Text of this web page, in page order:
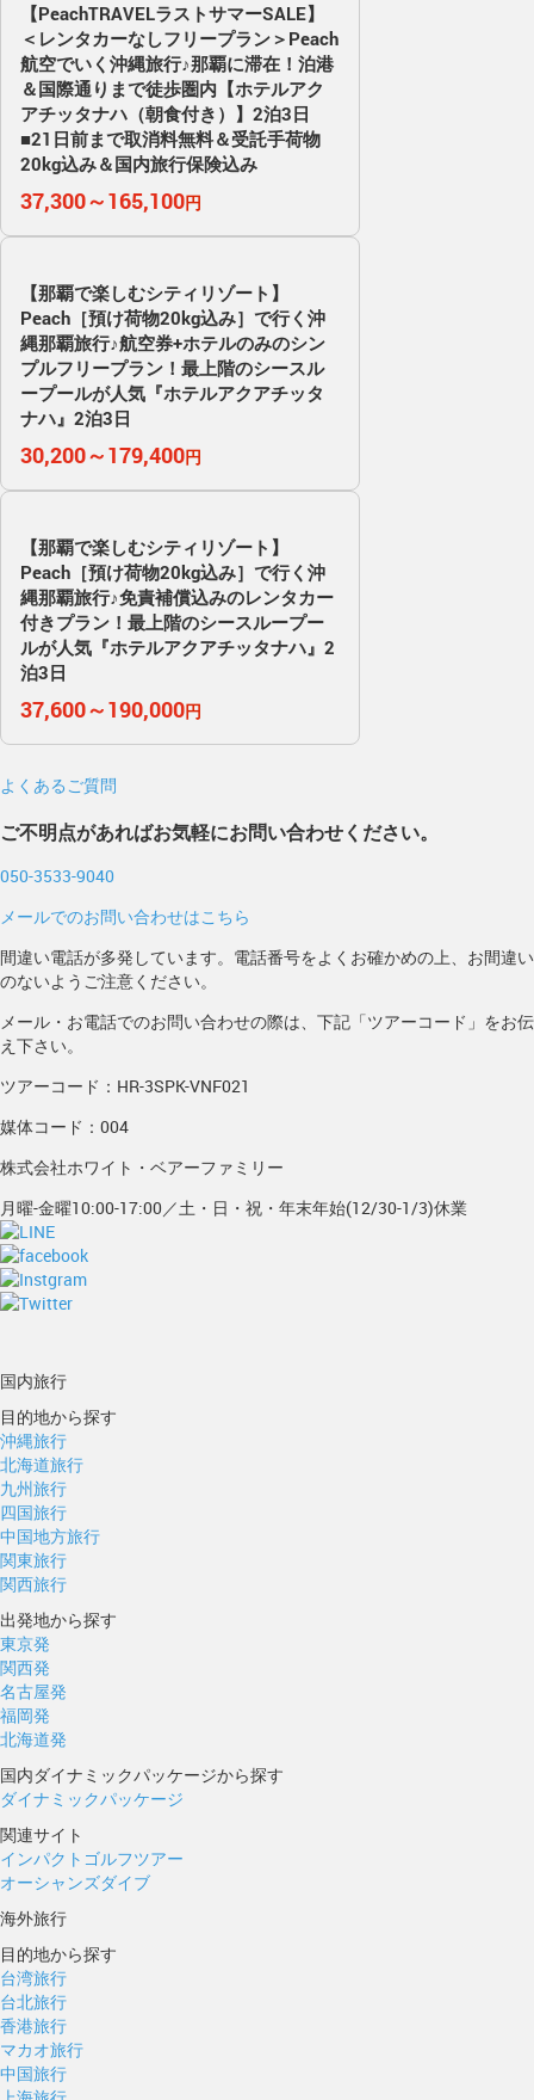
【PeachTRAVELラストサマーSALE】
＜レンタカーなしフリープラン＞Peach
航空でいく沖縄旅行♪那覇に滞在！泊港
＆国際通りまで徒歩圏内【ホテルアク
アチッタナハ（朝食付き）】2泊3日
■21日前まで取消料無料＆受託手荷物
20kg込み＆国内旅行保険込み
37,300～165,100円
【那覇で楽しむシティリゾート】
Peach［預け荷物20kg込み］で行く沖
縄那覇旅行♪航空券+ホテルのみのシン
プルフリープラン！最上階のシースル
ープールが人気『ホテルアクアチッタ
ナハ』2泊3日
30,200～179,400円
【那覇で楽しむシティリゾート】
Peach［預け荷物20kg込み］で行く沖
縄那覇旅行♪免責補償込みのレンタカー
付きプラン！最上階のシースループー
ルが人気『ホテルアクアチッタナハ』2
泊3日
37,600～190,000円
よくあるご質問
ご不明点があればお気軽にお問い合わせください。
050-3533-9040
メールでのお問い合わせはこちら
間違い電話が多発しています。電話番号をよくお確かめの上、お間違い
のないようご注意ください。
メール・お電話でのお問い合わせの際は、下記「ツアーコード」をお伝
え下さい。
ツアーコード：HR-3SPK-VNF021
媒体コード：004
株式会社ホワイト・ベアーファミリー
月曜-金曜10:00-17:00／土・日・祝・年末年始(12/30-1/3)休業
国内旅行
目的地から探す
沖縄旅行
北海道旅行
九州旅行
四国旅行
中国地方旅行
関東旅行
関西旅行
出発地から探す
東京発
関西発
名古屋発
福岡発
北海道発
国内ダイナミックパッケージから探す
ダイナミックパッケージ
関連サイト
インパクトゴルフツアー
オーシャンズダイブ
海外旅行
目的地から探す
台湾旅行
台北旅行
香港旅行
マカオ旅行
中国旅行